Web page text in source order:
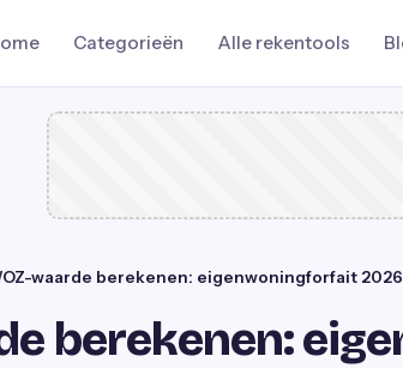
Categorieën Alle rekentools
waarde berekenen: eigenwoningforfait 2026
berekenen: